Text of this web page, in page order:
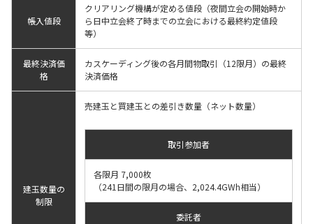
帳入値段
クリアリング機構が定める値段（夜間立会の開始時か
ら日中立会終了時までの立会における最終約定値段
等）
最終決済価
格
カスケーディング後の各月間物取引（12限月）の最終
決済価格
建玉数量の
制限
売建玉と買建玉との差引き数量（ネット数量）
取引参加者
各限月 7,000枚
（241日間の限月の場合、2,024.4GWh相当）
委託者